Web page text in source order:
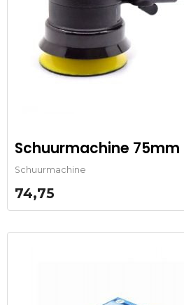
Schuurmachine 75mm
Schuurmachine
74,75